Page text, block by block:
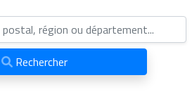
Rechercher